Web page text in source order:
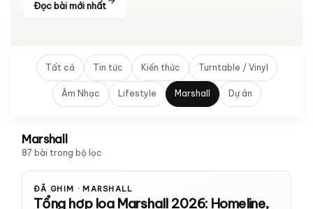
Đọc bài mới nhất
Tất cả Tin tức Kiến thức Turntable / Vinyl
Âm Nhạc Lifestyle Marshall Dự án
Marshall
87 bài trong bộ lọc
ĐÃ GHIM · MARSHALL
Tổng hợp loa Marshall 2026: Homeline,